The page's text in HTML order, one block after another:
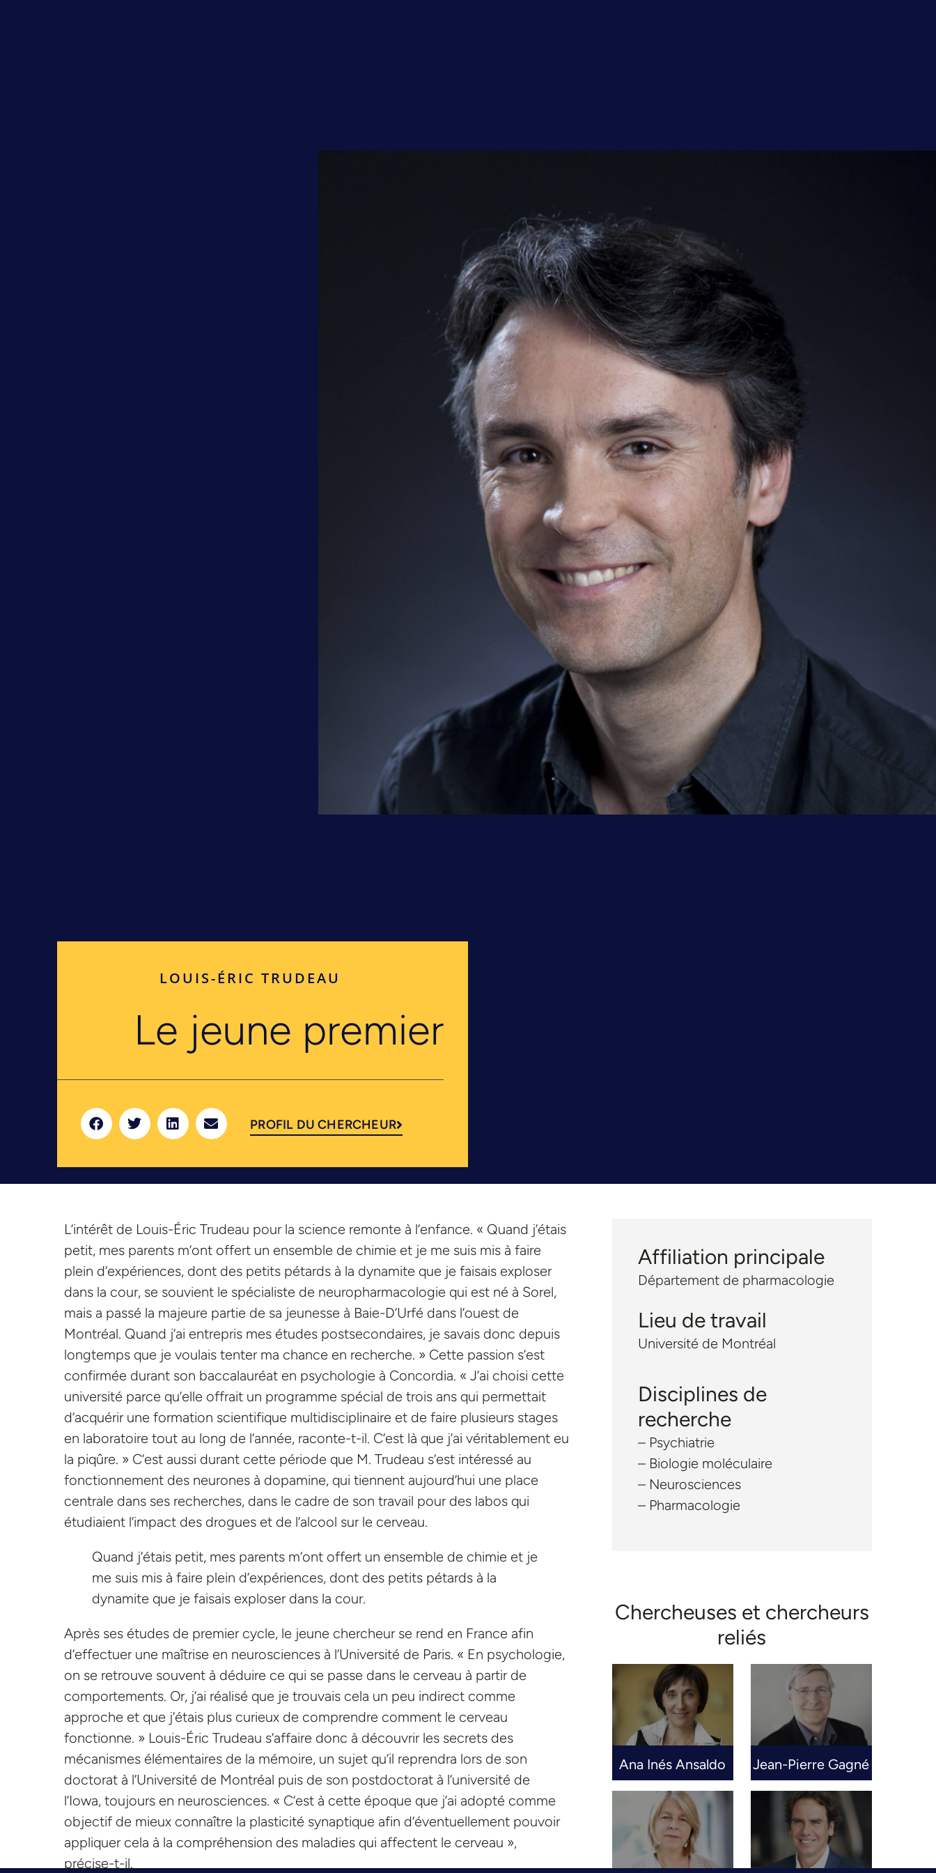
LOUIS-ÉRIC TRUDEAU
Le jeune premier
PROFIL DU CHERCHEUR
L’intérêt de Louis-Éric Trudeau pour la science remonte à l’enfance. « Quand j’étais
petit, mes parents m’ont offert un ensemble de chimie et je me suis mis à faire
plein d’expériences, dont des petits pétards à la dynamite que je faisais exploser
dans la cour, se souvient le spécialiste de neuropharmacologie qui est né à Sorel,
mais a passé la majeure partie de sa jeunesse à Baie-D’Urfé dans l’ouest de
Montréal. Quand j’ai entrepris mes études postsecondaires, je savais donc depuis
longtemps que je voulais tenter ma chance en recherche. » Cette passion s’est
confirmée durant son baccalauréat en psychologie à Concordia. « J’ai choisi cette
université parce qu’elle offrait un programme spécial de trois ans qui permettait
d’acquérir une formation scientifique multidisciplinaire et de faire plusieurs stages
en laboratoire tout au long de l’année, raconte-t-il. C’est là que j’ai véritablement eu
la piqûre. » C’est aussi durant cette période que M. Trudeau s’est intéressé au
fonctionnement des neurones à dopamine, qui tiennent aujourd’hui une place
centrale dans ses recherches, dans le cadre de son travail pour des labos qui
étudiaient l’impact des drogues et de l’alcool sur le cerveau.
Quand j’étais petit, mes parents m’ont offert un ensemble de chimie et je
me suis mis à faire plein d’expériences, dont des petits pétards à la
dynamite que je faisais exploser dans la cour.
Après ses études de premier cycle, le jeune chercheur se rend en France afin
d’effectuer une maîtrise en neurosciences à l’Université de Paris. « En psychologie,
on se retrouve souvent à déduire ce qui se passe dans le cerveau à partir de
comportements. Or, j’ai réalisé que je trouvais cela un peu indirect comme
approche et que j’étais plus curieux de comprendre comment le cerveau
fonctionne. » Louis-Éric Trudeau s’affaire donc à découvrir les secrets des
mécanismes élémentaires de la mémoire, un sujet qu’il reprendra lors de son
doctorat à l’Université de Montréal puis de son postdoctorat à l’université de
l’Iowa, toujours en neurosciences. « C’est à cette époque que j’ai adopté comme
objectif de mieux connaître la plasticité synaptique afin d’éventuellement pouvoir
appliquer cela à la compréhension des maladies qui affectent le cerveau »,
précise-t-il.
Affiliation principale
Département de pharmacologie
Lieu de travail
Université de Montréal
Disciplines de
recherche
– Psychiatrie
– Biologie moléculaire
– Neurosciences
– Pharmacologie
Chercheuses et chercheurs
reliés
Ana Inés Ansaldo Jean-Pierre Gagné